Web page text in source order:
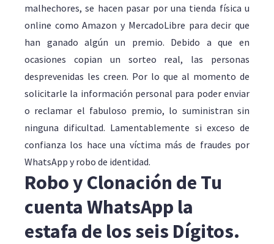
malhechores, se hacen pasar por una tienda física u
online como Amazon y MercadoLibre para decir que
han ganado algún un premio. Debido a que en
ocasiones copian un sorteo real, las personas
desprevenidas les creen. Por lo que al momento de
solicitarle la información personal para poder enviar
o reclamar el fabuloso premio, lo suministran sin
ninguna dificultad. Lamentablemente si exceso de
confianza los hace una víctima más de fraudes por
WhatsApp y robo de identidad.
Robo y Clonación de Tu
cuenta WhatsApp la
estafa de los seis Dígitos.